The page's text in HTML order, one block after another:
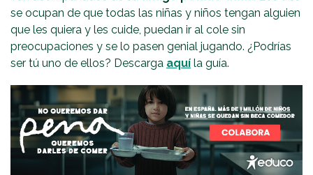
se ocupan de que todas las niñas y niños tengan alguien
que les quiera y les cuide, puedan ir al cole sin
preocupaciones y se lo pasen genial jugando. ¿Podrías
ser tú uno de ellos? Descarga aquí la guía.